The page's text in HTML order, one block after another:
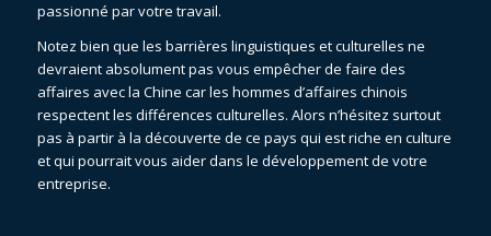
passionné par votre travail.
Notez bien que les barrières linguistiques et culturelles ne
devraient absolument pas vous empêcher de faire des
affaires avec la Chine car les hommes d’affaires chinois
respectent les différences culturelles. Alors n’hésitez surtout
pas à partir à la découverte de ce pays qui est riche en culture
et qui pourrait vous aider dans le développement de votre
entreprise.